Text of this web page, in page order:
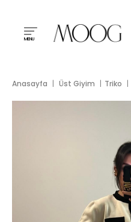
MENU
Anasayfa Üst Giyim Triko